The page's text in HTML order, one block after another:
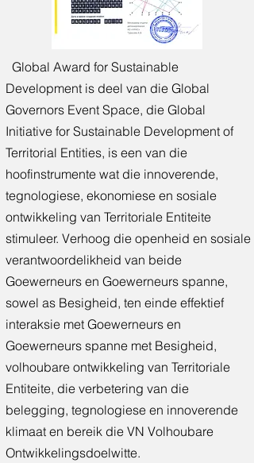
Global Award for Sustainable
Development is deel van die Global
Governors Event Space, die Global
Initiative for Sustainable Development of
Territorial Entities, is een van die
hoofinstrumente wat die innoverende,
tegnologiese, ekonomiese en sosiale
ontwikkeling van Territoriale Entiteite
stimuleer. Verhoog die openheid en sosiale
verantwoordelikheid van beide
Goewerneurs en Goewerneurs spanne,
sowel as Besigheid, ten einde effektief
interaksie met Goewerneurs en
Goewerneurs spanne met Besigheid,
volhoubare ontwikkeling van Territoriale
Entiteite, die verbetering van die
belegging, tegnologiese en innoverende
klimaat en bereik die VN Volhoubare
Ontwikkelingsdoelwitte.